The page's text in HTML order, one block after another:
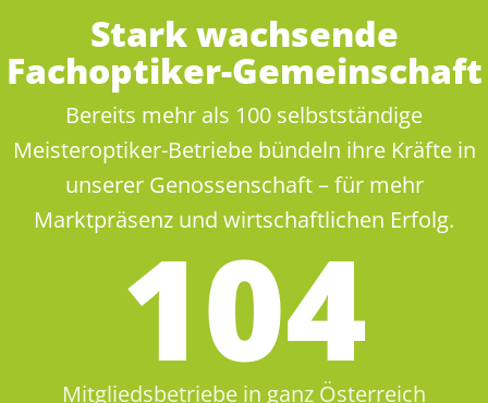
Stark wachsende
Fachoptiker-Gemeinschaft
Bereits mehr als 100 selbstständige
Meisteroptiker-Betriebe bündeln ihre Kräfte in
unserer Genossenschaft – für mehr
Marktpräsenz und wirtschaftlichen Erfolg.
105
Mitgliedsbetriebe in ganz Österreich